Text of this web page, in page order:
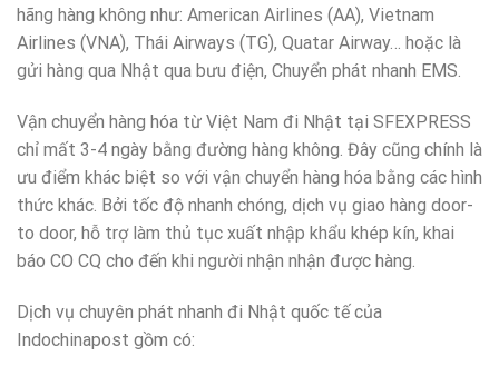
hãng hàng không như: American Airlines (AA), Vietnam
Airlines (VNA), Thái Airways (TG), Quatar Airway… hoặc là
gửi hàng qua Nhật qua bưu điện, Chuyển phát nhanh EMS.
Vận chuyển hàng hóa từ Việt Nam đi Nhật tại SFEXPRESS
chỉ mất 3-4 ngày bằng đường hàng không. Đây cũng chính là
ưu điểm khác biệt so với vận chuyển hàng hóa bằng các hình
thức khác. Bởi tốc độ nhanh chóng, dịch vụ giao hàng door-
to door, hỗ trợ làm thủ tục xuất nhập khẩu khép kín, khai
báo CO CQ cho đến khi người nhận nhận được hàng.
Dịch vụ chuyên phát nhanh đi Nhật quốc tế của
Indochinapost gồm có: